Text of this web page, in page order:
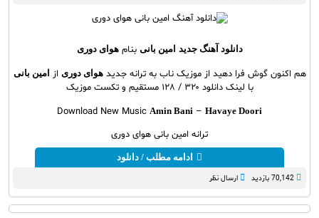
دانلود آهنگ جدید امین بانی بنامهوای دوری
هم اکنون گوش فرا دهید از موزیک ناب به ترانه جدیدهوای دوری از امین بانی
با لینک دانلود ۳۲۰ / ۱۲۸ مستقیم و تکست موزیک
Download New Music Amin Bani – Havaye Doori
ترانه امین بانی هوای دوری
ادامه مطلب / دانلود
70,142 بازدید ارسال نظر